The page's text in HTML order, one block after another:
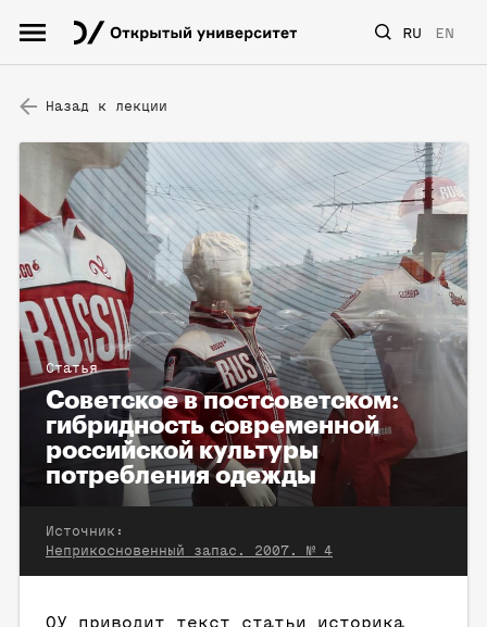
RU EN
Назад к лекции
Статья
Советское в постсоветском:
гибридность современной
российской культуры
потребления одежды
Источник:
Неприкосновенный запас. 2007. № 4
ОУ приводит текст статьи историка